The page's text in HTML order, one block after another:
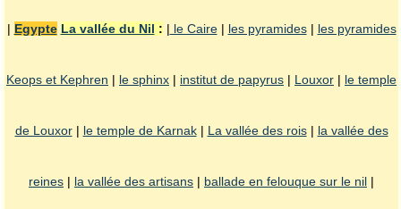
| Egypte La vallée du Nil : | le Caire| les pyramides| les pyramides
Keops et Kephren | le sphinx | institut de papyrus | Louxor | le temple
de Louxor| le temple de Karnak| La vallée des rois| la vallée des
reines | la vallée des artisans | ballade en felouque sur le nil |